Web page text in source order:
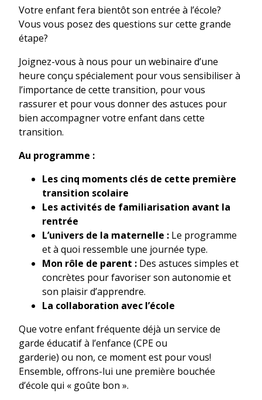
Votre enfant fera bientôt son entrée à l’école?
Vous vous posez des questions sur cette grande
étape?
Joignez-vous à nous pour un webinaire d’une
heure conçu spécialement pour vous sensibiliser à
l’importance de cette transition, pour vous
rassurer et pour vous donner des astuces pour
bien accompagner votre enfant dans cette
transition.
Au programme :
Les cinq moments clés de cette première
transition scolaire
Les activités de familiarisation avant la
rentrée
L’univers de la maternelle : Le programme
et à quoi ressemble une journée type.
Mon rôle de parent : Des astuces simples et
concrètes pour favoriser son autonomie et
son plaisir d’apprendre.
La collaboration avec l’école
Que votre enfant fréquente déjà un service de
garde éducatif à l’enfance (CPE ou
garderie) ou non, ce moment est pour vous!
Ensemble, offrons-lui une première bouchée
d’école qui « goûte bon ».